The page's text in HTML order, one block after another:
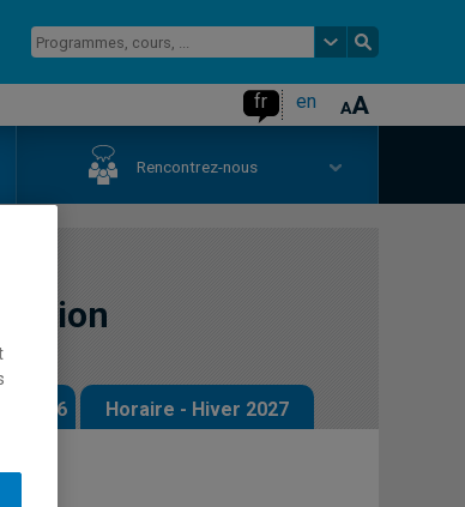
fr en
Rencontrez-nous
2026 Horaire - Hiver 2027